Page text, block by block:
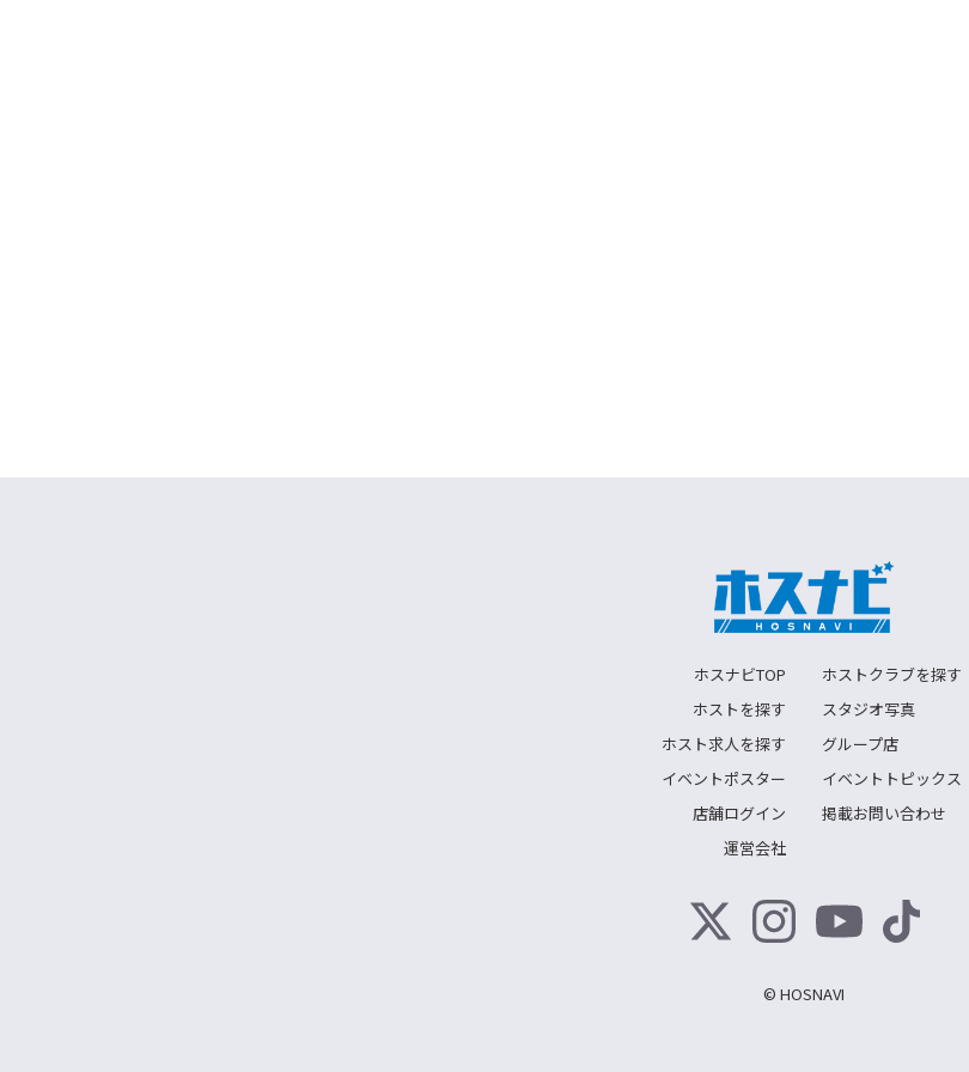
ホスナビTOP
ホストクラブを探す
ホストを探す
スタジオ写真
ホスト求人を探す
グループ店
イベントポスター
イベントトピックス
店舗ログイン
掲載お問い合わせ
運営会社
© HOSNAVI